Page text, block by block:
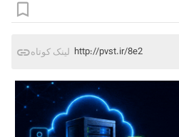
لینک کوتاه http://pvst.ir/8e2